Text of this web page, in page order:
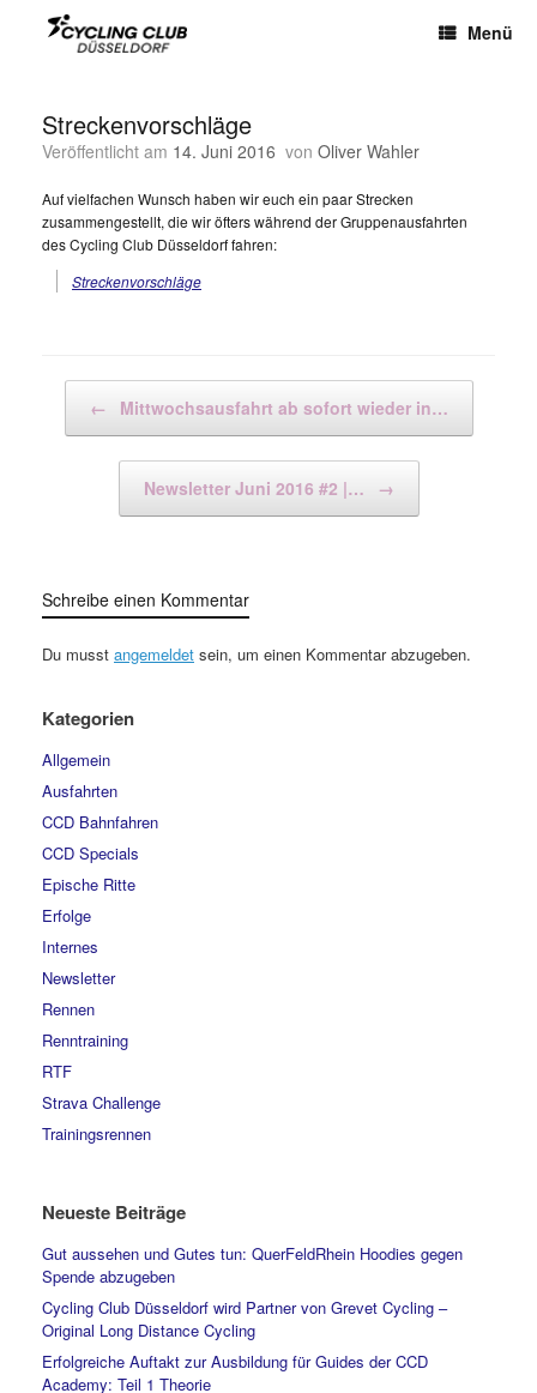
Menü
Streckenvorschläge
Veröffentlicht am 14. Juni 2016 von Oliver Wahler
Auf vielfachen Wunsch haben wir euch ein paar Strecken
zusammengestellt, die wir öfters während der Gruppenausfahrten
des Cycling Club Düsseldorf fahren:
Streckenvorschläge
← Mittwochsausfahrt ab sofort wieder in…
Newsletter Juni 2016 #2 |… →
Schreibe einen Kommentar
Du musst angemeldet sein, um einen Kommentar abzugeben.
Kategorien
Allgemein
Ausfahrten
CCD Bahnfahren
CCD Specials
Epische Ritte
Erfolge
Internes
Newsletter
Rennen
Renntraining
RTF
Strava Challenge
Trainingsrennen
Neueste Beiträge
Gut aussehen und Gutes tun: QuerFeldRhein Hoodies gegen
Spende abzugeben
Cycling Club Düsseldorf wird Partner von Grevet Cycling –
Original Long Distance Cycling
Erfolgreiche Auftakt zur Ausbildung für Guides der CCD
Academy: Teil 1 Theorie